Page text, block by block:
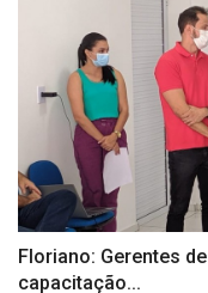
Floriano: Gerentes
capacitação...